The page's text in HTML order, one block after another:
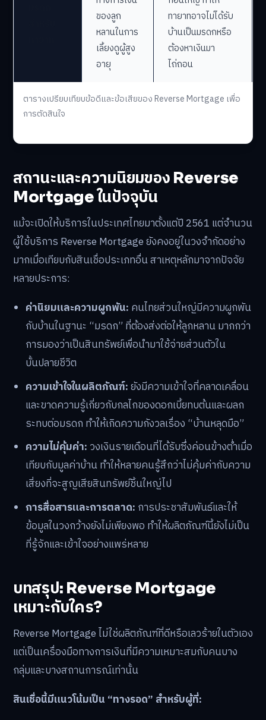
ตารางเปรียบเทียบข้อดีและข้อเสียของ Reverse Mortgage เพื่อ
การตัดสินใจ
ของลูก
หลานในการ
เลี้ยงดูผู้สูง
อายุ
ทายาทอาจไม่ได้รับ
บ้านเป็นมรดกหรือ
ต้องหาเงินมา
ไถ่ถอน
สถานะและความนิยมของ Reverse
Mortgage ในปัจจุบัน
แม้จะเปิดให้บริการในประเทศไทยมาตั้งแต่ปี 2561 แต่จำนวน
ผู้ใช้บริการ Reverse Mortgage ยังคงอยู่ในวงจำกัดอย่าง
มากเมื่อเทียบกับสินเชื่อประเภทอื่น สาเหตุหลักมาจากปัจจัย
หลายประการ:
ค่านิยมและความผูกพัน: คนไทยส่วนใหญ่มีความผูกพัน
กับบ้านในฐานะ “มรดก” ที่ต้องส่งต่อให้ลูกหลาน มากกว่า
การมองว่าเป็นสินทรัพย์เพื่อนำมาใช้จ่ายส่วนตัวใน
บั้นปลายชีวิต
ความเข้าใจในผลิตภัณฑ์:ยังมีความเข้าใจที่คลาดเคลื่อน
และขาดความรู้เกี่ยวกับกลไกของดอกเบี้ยทบต้นและผลก
ระทบต่อมรดก ทำให้เกิดความกังวลเรื่อง “บ้านหลุดมือ”
ความไม่คุ้มค่า: วงเงินรายเดือนที่ได้รับซึ่งค่อนข้างต่ำเมื่อ
เทียบกับมูลค่าบ้าน ทำให้หลายคนรู้สึกว่าไม่คุ้มค่ากับความ
เสี่ยงที่จะสูญเสียสินทรัพย์ชิ้นใหญ่ไป
การสื่อสารและการตลาด: การประชาสัมพันธ์และให้
ข้อมูลในวงกว้างยังไม่เพียงพอ ทำให้ผลิตภัณฑ์นี้ยังไม่เป็น
ที่รู้จักและเข้าใจอย่างแพร่หลาย
บทสรุป: Reverse Mortgage
เหมาะกับใคร?
Reverse Mortgage ไม่ใช่ผลิตภัณฑ์ที่ดีหรือเลวร้ายในตัวเอง
แต่เป็นเครื่องมือทางการเงินที่มีความเหมาะสมกับคนบาง
กลุ่มและบางสถานการณ์เท่านั้น
สินเชื่อนี้มีแนวโน้มเป็น “ทางรอด” สำหรับผู้ที่: